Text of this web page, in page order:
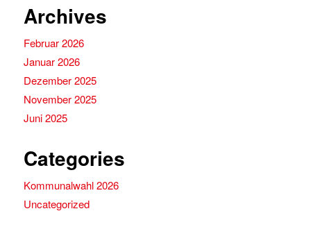
Archives
Februar 2026
Januar 2026
Dezember 2025
November 2025
Juni 2025
Categories
Kommunalwahl 2026
Uncategorized